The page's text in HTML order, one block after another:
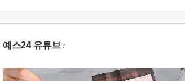
예스24 유튜브